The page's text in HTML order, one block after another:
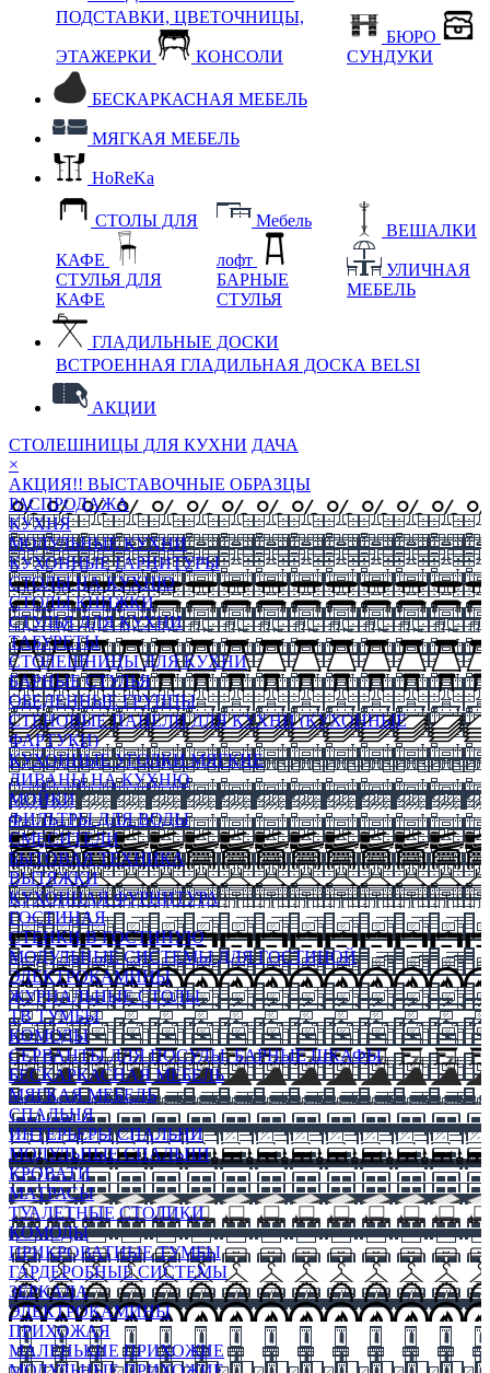
ПОДСТАВКИ, ЦВЕТОЧНИЦЫ,
ЭТАЖЕРКИ КОНСОЛИ
БЮРО
СУНДУКИ
БЕСКАРКАСНАЯ МЕБЕЛЬ
МЯГКАЯ МЕБЕЛЬ
HoReKa
СТОЛЫ ДЛЯ
КАФЕ
СТУЛЬЯ ДЛЯ
КАФЕ
Мебель
лофт
БАРНЫЕ
СТУЛЬЯ
ВЕШАЛКИ
УЛИЧНАЯ
МЕБЕЛЬ
ГЛАДИЛЬНЫЕ ДОСКИ
ВСТРОЕННАЯ ГЛАДИЛЬНАЯ ДОСКА BELSI
АКЦИИ
СТОЛЕШНИЦЫ ДЛЯ КУХНИ ДАЧА
×
АКЦИЯ!! ВЫСТАВОЧНЫЕ ОБРАЗЦЫ
РАСПРОДАЖА
КУХНЯ
МОДУЛЬНЫЕ КУХНИ
КУХОННЫЕ ГАРНИТУРЫ
СТОЛЫ НА КУХНЮ
СТОЛЫ КНИЖКИ
СТУЛЬЯ ДЛЯ КУХНИ
ТАБУРЕТЫ
СТОЛЕШНИЦЫ ДЛЯ КУХНИ
БАРНЫЕ СТУЛЬЯ
ОБЕДЕННЫЕ ГРУППЫ
СТЕНОВЫЕ ПАНЕЛИ ДЛЯ КУХНИ (КУХОННЫЕ
ФАРТУКИ)
КУХОННЫЕ УГОЛКИ МЯГКИЕ
ДИВАНЫ НА КУХНЮ
МОЙКИ
ФИЛЬТРЫ ДЛЯ ВОДЫ
СМЕСИТЕЛИ
БЫТОВАЯ ТЕХНИКА
ВЫТЯЖКИ
КУХОННАЯ ФУРНИТУРА
ГОСТИНАЯ
СТЕНКИ В ГОСТИНУЮ
МОДУЛЬНЫЕ СИСТЕМЫ ДЛЯ ГОСТИНОЙ
ЭЛЕКТРОКАМИНЫ
ЖУРНАЛЬНЫЕ СТОЛЫ
ТВ ТУМБЫ
КОМОДЫ
СЕРВАНТЫ ДЛЯ ПОСУДЫ, БАРНЫЕ ШКАФЫ
БЕСКАРКАСНАЯ МЕБЕЛЬ
МЯГКАЯ МЕБЕЛЬ
СПАЛЬНЯ
ИНТЕРЬЕРЫ СПАЛЬНИ
МОДУЛЬНЫЕ СПАЛЬНИ
КРОВАТИ
МАТРАСЫ
ТУАЛЕТНЫЕ СТОЛИКИ
КОМОДЫ
ПРИКРОВАТНЫЕ ТУМБЫ
ГАРДЕРОБНЫЕ СИСТЕМЫ
ЗЕРКАЛА
ЭЛЕКТРОКАМИНЫ
ПРИХОЖАЯ
МАЛЕНЬКИЕ ПРИХОЖИЕ